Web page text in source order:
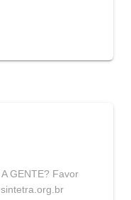
GENTE? Favor